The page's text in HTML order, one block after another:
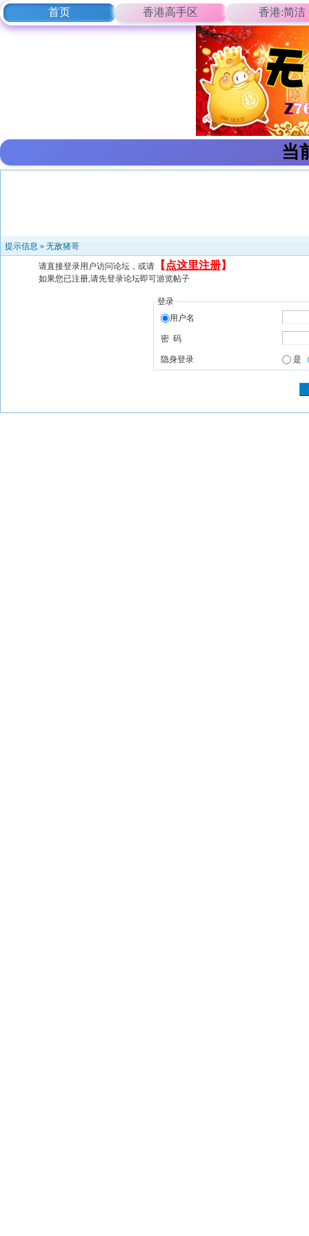
首页 香港高手区 香港:简洁
当
提示信息 » 无敌猪哥
请直接登录用户访问论坛，或请 【 点这里注册】
如果您已注册,请先登录论坛即可游览帖子
登录
用户名
密 码
隐身登录 是